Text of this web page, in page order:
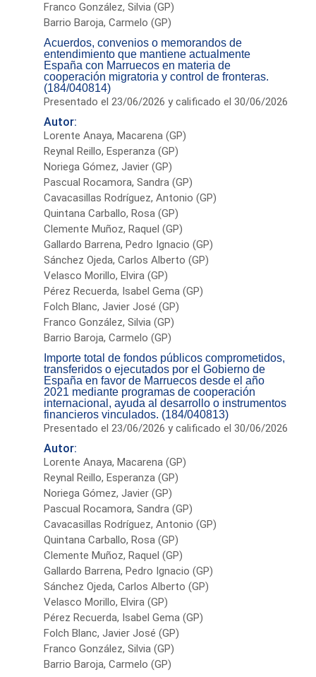
Franco González, Silvia (GP)
Barrio Baroja, Carmelo (GP)
Acuerdos, convenios o memorandos de
entendimiento que mantiene actualmente
España con Marruecos en materia de
cooperación migratoria y control de fronteras.
(184/040814)
Presentado el 23/06/2026 y calificado el 30/06/2026
Autor:
Lorente Anaya, Macarena (GP)
Reynal Reillo, Esperanza (GP)
Noriega Gómez, Javier (GP)
Pascual Rocamora, Sandra (GP)
Cavacasillas Rodríguez, Antonio (GP)
Quintana Carballo, Rosa (GP)
Clemente Muñoz, Raquel (GP)
Gallardo Barrena, Pedro Ignacio (GP)
Sánchez Ojeda, Carlos Alberto (GP)
Velasco Morillo, Elvira (GP)
Pérez Recuerda, Isabel Gema (GP)
Folch Blanc, Javier José (GP)
Franco González, Silvia (GP)
Barrio Baroja, Carmelo (GP)
Importe total de fondos públicos comprometidos,
transferidos o ejecutados por el Gobierno de
España en favor de Marruecos desde el año
2021 mediante programas de cooperación
internacional, ayuda al desarrollo o instrumentos
financieros vinculados. (184/040813)
Presentado el 23/06/2026 y calificado el 30/06/2026
Autor:
Lorente Anaya, Macarena (GP)
Reynal Reillo, Esperanza (GP)
Noriega Gómez, Javier (GP)
Pascual Rocamora, Sandra (GP)
Cavacasillas Rodríguez, Antonio (GP)
Quintana Carballo, Rosa (GP)
Clemente Muñoz, Raquel (GP)
Gallardo Barrena, Pedro Ignacio (GP)
Sánchez Ojeda, Carlos Alberto (GP)
Velasco Morillo, Elvira (GP)
Pérez Recuerda, Isabel Gema (GP)
Folch Blanc, Javier José (GP)
Franco González, Silvia (GP)
Barrio Baroja, Carmelo (GP)